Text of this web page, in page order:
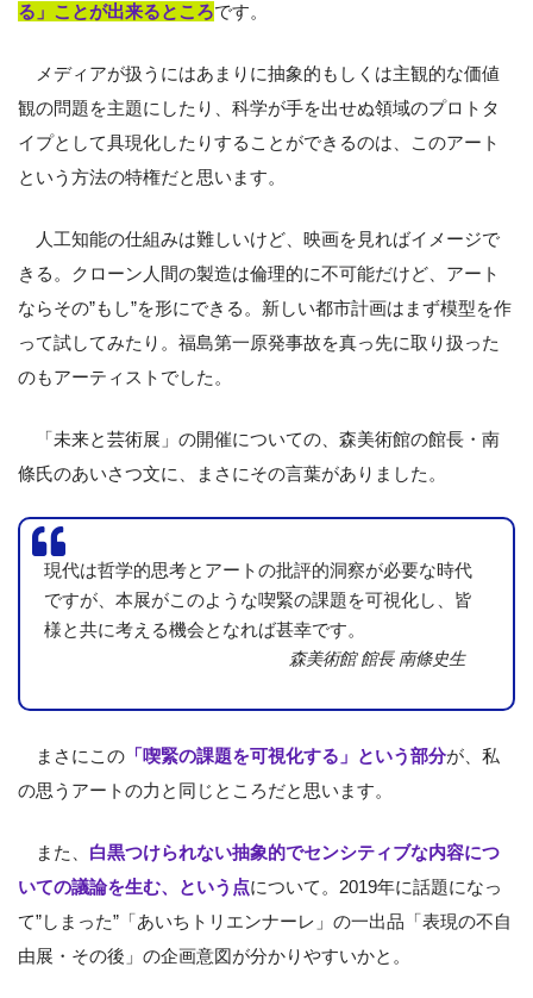
る」ことが出来るところです。
メディアが扱うにはあまりに抽象的もしくは主観的な価値
観の問題を主題にしたり、科学が手を出せぬ領域のプロトタ
イプとして具現化したりすることができるのは、このアート
という方法の特権だと思います。
人工知能の仕組みは難しいけど、映画を見ればイメージで
きる。クローン人間の製造は倫理的に不可能だけど、アート
ならその”もし”を形にできる。新しい都市計画はまず模型を作
って試してみたり。福島第一原発事故を真っ先に取り扱った
のもアーティストでした。
「未来と芸術展」の開催についての、森美術館の館長・南
條氏のあいさつ文に、まさにその言葉がありました。
現代は哲学的思考とアートの批評的洞察が必要な時代
ですが、本展がこのような喫緊の課題を可視化し、皆
様と共に考える機会となれば甚幸です。
森美術館 館長 南條史生
まさにこの 「喫緊の課題を可視化する」という部分が、私
の思うアートの力と同じところだと思います。
また、 白黒つけられない抽象的でセンシティブな内容につ
いての議論を生む、という点について。2019年に話題になっ
て”しまった”「あいちトリエンナーレ」の一出品「表現の不自
由展・その後」の企画意図が分かりやすいかと。